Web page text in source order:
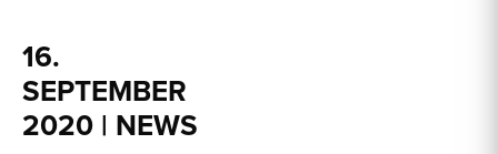
16.
SEPTEMBER
2020 | NEWS